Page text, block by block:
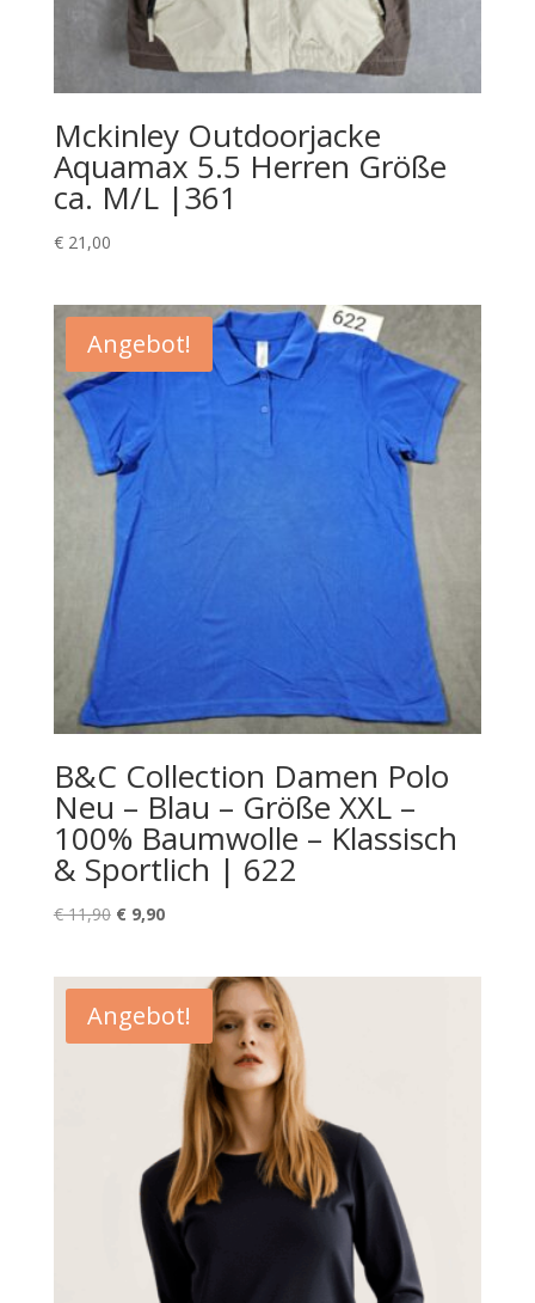
Mckinley Outdoorjacke
Aquamax 5.5 Herren Größe
ca. M/L |361
€21,00
Angebot!
B&C Collection Damen Polo
Neu – Blau – Größe XXL –
100% Baumwolle – Klassisch
& Sportlich | 622
€11,90 Ursprünglicher
€ 11,90
€9,90Aktueller
€ 9,90.
Angebot!